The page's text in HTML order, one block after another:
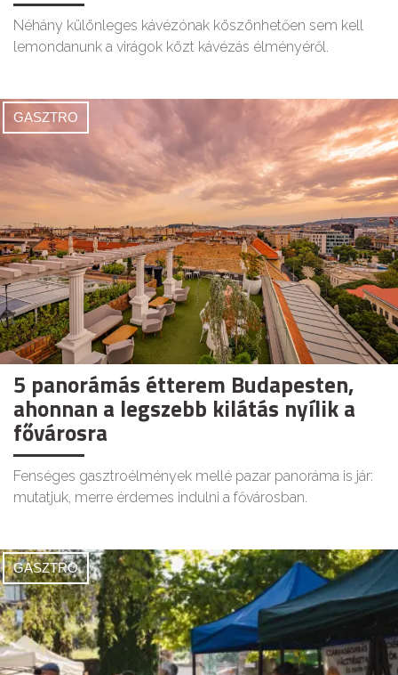
Néhány különleges kávézónak köszönhetően sem kell
lemondanunk a virágok közt kávézás élményéről.
GASZTRO
5 panorámás étterem Budapesten,
ahonnan a legszebb kilátás nyílik a
fővárosra
Fenséges gasztroélmények mellé pazar panoráma is jár:
mutatjuk, merre érdemes indulni a fővárosban.
GASZTRO